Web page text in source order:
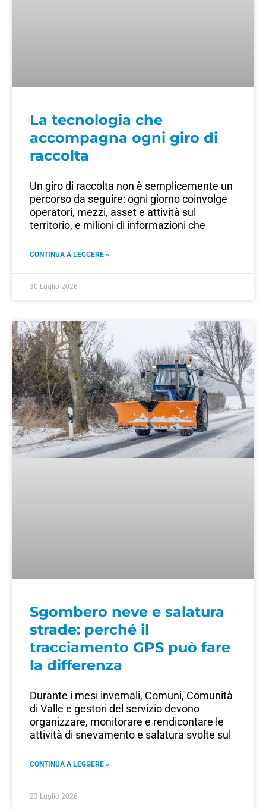
La tecnologia che
accompagna ogni giro di
raccolta
Un giro di raccolta non è semplicemente un
percorso da seguire: ogni giorno coinvolge
operatori, mezzi, asset e attività sul
territorio, e milioni di informazioni che
CONTINUA A LEGGERE »
30 Luglio 2026
Sgombero neve e salatura
strade: perché il
tracciamento GPS può fare
la differenza
Durante i mesi invernali, Comuni, Comunità
di Valle e gestori del servizio devono
organizzare, monitorare e rendicontare le
attività di snevamento e salatura svolte sul
CONTINUA A LEGGERE »
23 Luglio 2026